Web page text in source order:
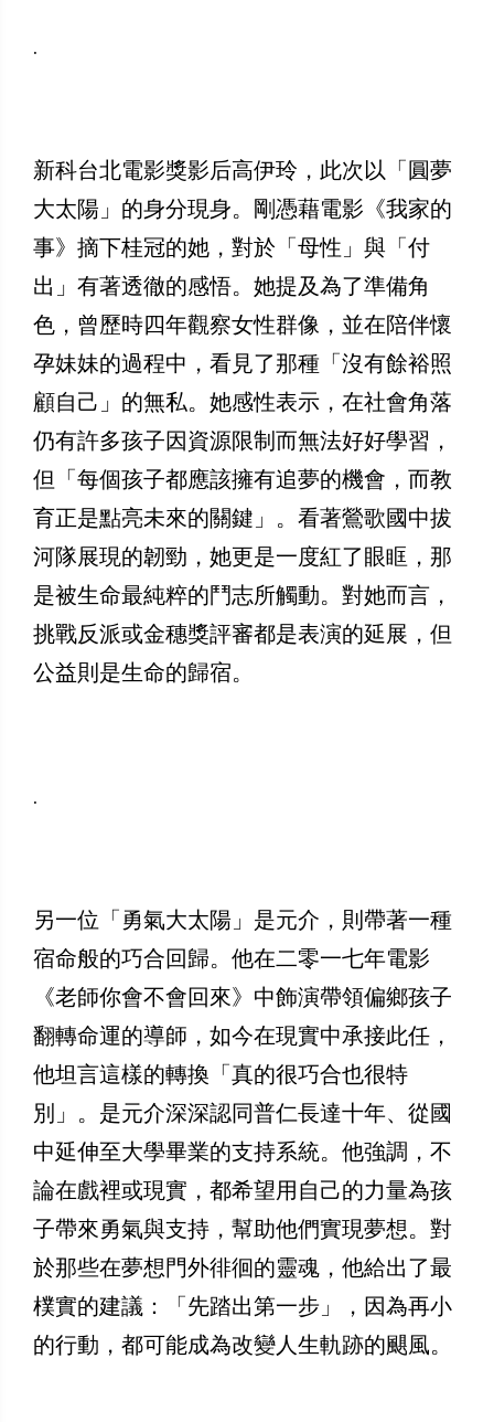
.
​新科台北電影獎影后高伊玲，此次以「圓夢
大太陽」的身分現身。剛憑藉電影《我家的
事》摘下桂冠的她，對於「母性」與「付
出」有著透徹的感悟。她提及為了準備角
色，曾歷時四年觀察女性群像，並在陪伴懷
孕妹妹的過程中，看見了那種「沒有餘裕照
顧自己」的無私。她感性表示，在社會角落
仍有許多孩子因資源限制而無法好好學習，
但「每個孩子都應該擁有追夢的機會，而教
育正是點亮未來的關鍵」。看著鶯歌國中拔
河隊展現的韌勁，她更是一度紅了眼眶，那
是被生命最純粹的鬥志所觸動。對她而言，
挑戰反派或金穗獎評審都是表演的延展，但
公益則是生命的歸宿。
.
​另一位「勇氣大太陽」是元介，則帶著一種
宿命般的巧合回歸。他在二零一七年電影
《老師你會不會回來》中飾演帶領偏鄉孩子
翻轉命運的導師，如今在現實中承接此任，
他坦言這樣的轉換「真的很巧合也很特
別」。是元介深深認同普仁長達十年、從國
中延伸至大學畢業的支持系統。他強調，不
論在戲裡或現實，都希望用自己的力量為孩
子帶來勇氣與支持，幫助他們實現夢想。對
於那些在夢想門外徘徊的靈魂，他給出了最
樸實的建議：「先踏出第一步」，因為再小
的行動，都可能成為改變人生軌跡的颶風。